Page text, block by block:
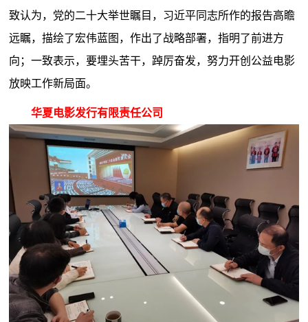
致认为，党的二十大举世瞩目，习近平同志所作的报告高瞻
远瞩，描绘了宏伟蓝图，作出了战略部署，指明了前进方
向；一致表示，要埋头苦干，踔厉奋发，努力开创公益电影
放映工作新局面。
华夏电影发行有限责任公司